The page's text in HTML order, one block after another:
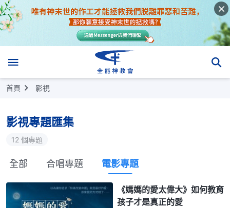
首頁 影視
影視專題匯集
12 個專題
全部 合唱專題 電影專題
《媽媽的愛太偉大》如何教育
孩子才是真正的愛